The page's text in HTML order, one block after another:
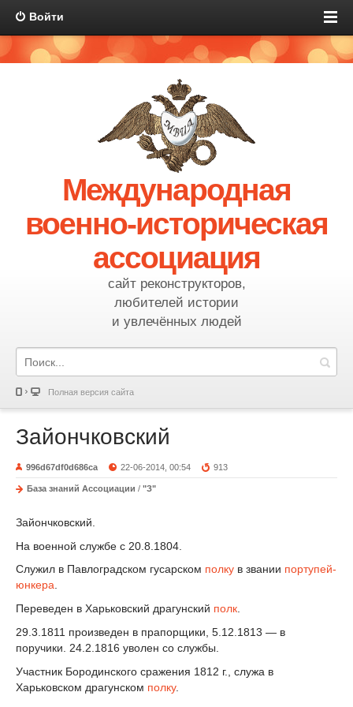
Войти
Международная
военно-историческая
ассоциация
сайт реконструкторов,
любителей истории
и увлечённых людей
Полная версия сайта
Зайончковский
996d67df0d686ca 22-06-2014, 00:54 913
База знаний Ассоциации / "З"
Зайончковский.
На военной службе с 20.8.1804.
Служил в Павлоградском гусарском полку в звании портупей-
юнкера.
Переведен в Харьковский драгунский полк
29.3.1811 произведен в прапорщики, 5.12.1813 — в
поручики. 24.2.1816 уволен со службы.
Участник Бородинского сражения 1812 г., служа в
Харьковском драгунском полку.